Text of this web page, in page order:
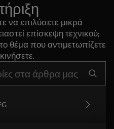
να επιλύσετε μικρά
επίσκεψη τεχνικού;
θέμα που αντιμετωπίζετε